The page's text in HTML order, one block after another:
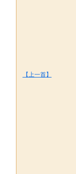
【上一首】